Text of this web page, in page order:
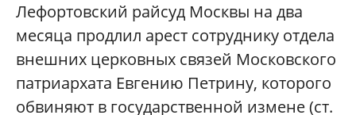
Лефортовский райсуд Москвы на два
месяца продлил арест сотруднику отдела
внешних церковных связей Московского
патриархата Евгению Петрину, которого
обвиняют в государственной измене (ст.